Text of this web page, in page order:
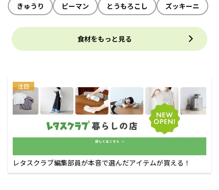
きゅうり
ピーマン とうもろこし ズッキーニ
食材をもっと見る
注目
レタスクラブ編集部員が本音で選んだアイテムが買える！